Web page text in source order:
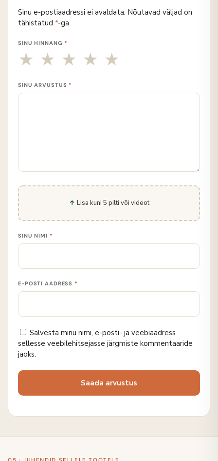
Sinu e-postiaadressi ei avaldata. Nõutavad väljad on
tähistatud *-ga
SINU HINNANG *
SINU ARVUSTUS *
Lisa kuni 5 pilti või videot
SINU NIMI *
E-POSTI AADRESS *
Salvesta minu nimi, e-posti- ja veebiaadress
sellesse veebilehitsejasse järgmiste kommentaaride
jaoks.